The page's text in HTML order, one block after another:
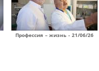
Профессия – жизнь - 21/06/26